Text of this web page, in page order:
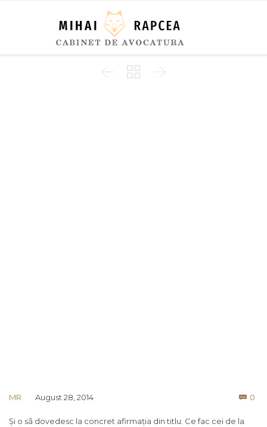
  
MR August 28, 2014  0
Și o sã dovedesc la concret afirmația din titlu. Ce fac cei de la